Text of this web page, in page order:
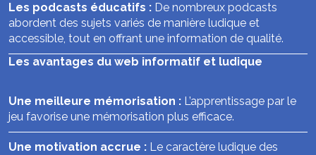
Les podcasts éducatifs : De nombreux podcasts
abordent des sujets variés de manière ludique et
accessible, tout en offrant une information de qualité.
Les avantages du web informatif et ludique
Une meilleure mémorisation : L’apprentissage par le
jeu favorise une mémorisation plus efficace.
Une motivation accrue : Le caractère ludique des